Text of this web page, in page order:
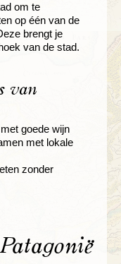
om te
op één van de
brengt je
van de stad.
van
goede wijn
met lokale
zonder